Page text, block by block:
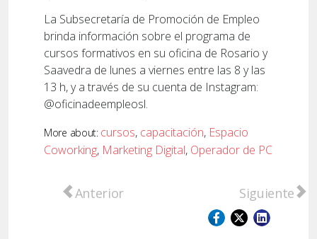
La Subsecretaría de Promoción de Empleo
brinda información sobre el programa de
cursos formativos en su oficina de Rosario y
Saavedra de lunes a viernes entre las 8 y las
13 h, y a través de su cuenta de Instagram:
@oficinadeempleosl.
More about: cursos, capacitación, Espacio
Coworking, Marketing Digital, Operador de PC
Artículo anterior: El Grupo Scout Papa
Anterior Artículo
Siguiente